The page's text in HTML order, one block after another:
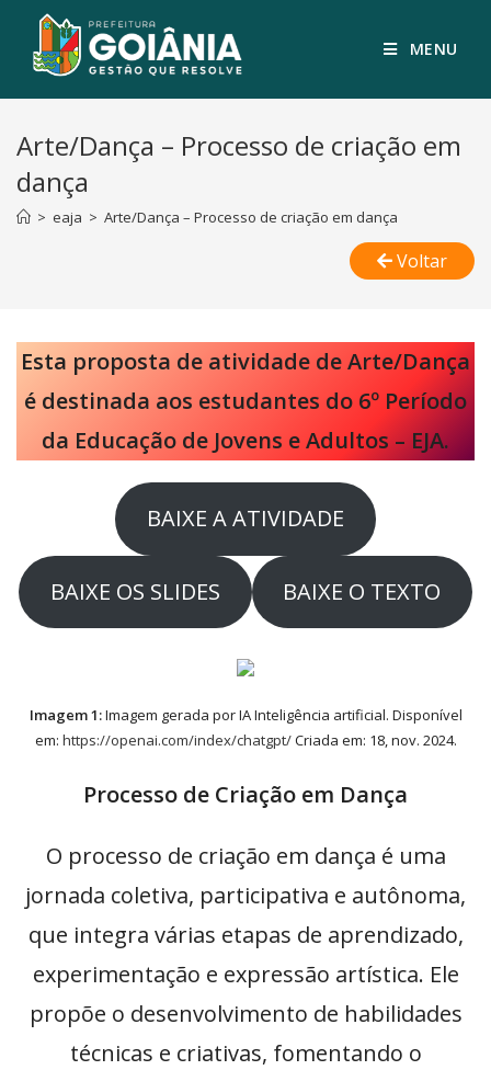
MENU
Arte/Dança – Processo de criação em
dança
> eaja > Arte/Dança – Processo de criação em dança
Voltar
Esta proposta de atividade de Arte/Dança
é destinada aos estudantes do 6º Período
da Educação de Jovens e Adultos – EJA.
BAIXE A ATIVIDADE
BAIXE OS SLIDES BAIXE O TEXTO
Imagem 1:Imagem gerada por IA Inteligência artificial. Disponível
em: https://openai.com/index/chatgpt/Criada em: 18, nov. 2024.
Processo de Criação em Dança
O processo de criação em dança é uma
jornada coletiva, participativa e autônoma,
que integra várias etapas de aprendizado,
experimentação e expressão artística. Ele
propõe o desenvolvimento de habilidades
técnicas e criativas, fomentando o